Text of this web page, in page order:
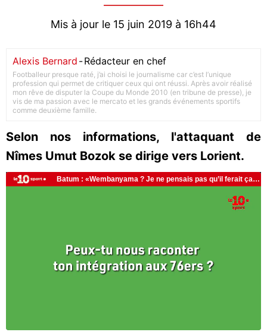
Mis à jour le 15 juin 2019 à 16h44
Alexis Bernard -Rédacteur en chef
Footballeur presque raté, j’ai choisi le journalisme car c’est l’unique
profession qui permet de critiquer ceux qui ont réussi. Après avoir réalisé
mon rêve de disputer la Coupe du Monde 2010 (en tribune de presse), je
vis de ma passion avec le mercato et les grands événements sportifs
comme deuxième famille.
Selon nos informations, l'attaquant de
Nîmes Umut Bozok se dirige vers Lorient.